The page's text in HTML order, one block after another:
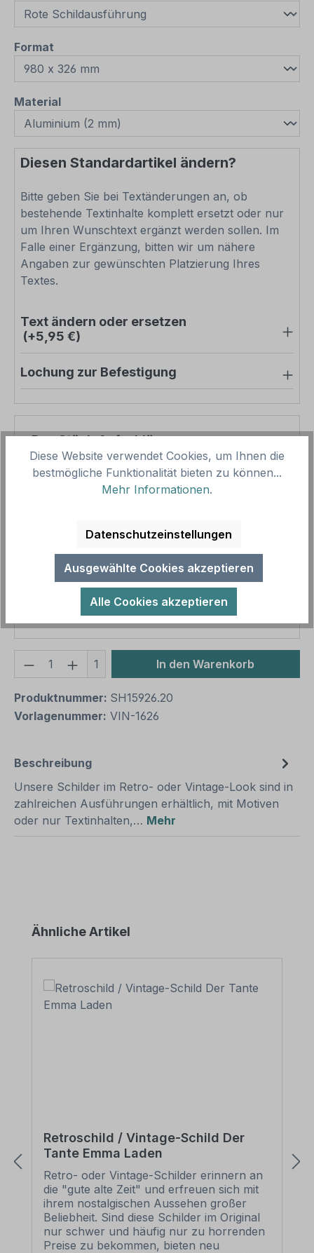
Format
Materialauswählen
Diesen Standardartikel ändern?
Bitte geben Sie bei Textänderungen an, ob
bestehende Textinhalte komplett ersetzt oder nur
um Ihren Wunschtext ergänzt werden sollen. Im
Falle einer Ergänzung, bitten wir um nähere
Angaben zur gewünschten Platzierung Ihres
Textes.
Text ändern oder ersetzen
(+5,95 €)
Lochung zur Befestigung
Pro-Stück-Aufschläge
Produktpreis
65,69 €
Zwischensumme
Zusammenfassung
Gesamtpreis
65,69 €
Preise inkl. MwSt. zzgl. Versandkosten
Aufgrund von Neuberechnungen im Warenkorb sind
abweichende Endpreise möglich.
Produkt Anzahl: Gib den
1 In den Warenkorb
Produktnummer: SH15926.20
Vorlagenummer: VIN-1626
Beschreibung
Unsere Schilder im Retro- oder Vintage-Look sind in
zahlreichen Ausführungen erhältlich, mit Motiven
oder nur Textinhalten,… Mehr
Produktgalerie überspringen
Ähnliche Artikel
Retroschild / Vintage-Schild Der
Tante Emma Laden
Retro- oder Vintage-Schilder erinnern an
die "gute alte Zeit" und erfreuen sich mit
ihrem nostalgischen Aussehen großer
Beliebheit. Sind diese Schilder im Original
nur schwer und häufig nur zu horrenden
Preise zu bekommen, bieten neu
Diese Website verwendet Cookies, um Ihnen die
bestmögliche Funktionalität bieten zu können...
Mehr Informationen.
Datenschutzeinstellungen
Ausgewählte Cookies akzeptieren
Alle Cookies akzeptieren